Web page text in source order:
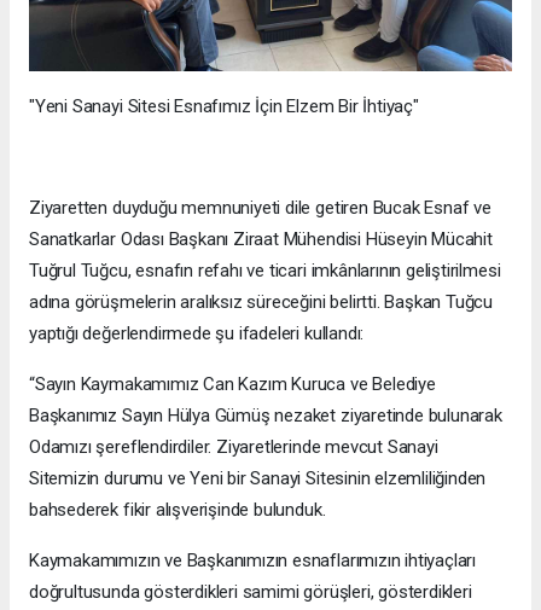
"Yeni Sanayi Sitesi Esnafımız İçin Elzem Bir İhtiyaç"
Ziyaretten duyduğu memnuniyeti dile getiren Bucak Esnaf ve
Sanatkarlar Odası Başkanı Ziraat Mühendisi Hüseyin Mücahit
Tuğrul Tuğcu, esnafın refahı ve ticari imkânlarının geliştirilmesi
adına görüşmelerin aralıksız süreceğini belirtti. Başkan Tuğcu
yaptığı değerlendirmede şu ifadeleri kullandı:
“Sayın Kaymakamımız Can Kazım Kuruca ve Belediye
Başkanımız Sayın Hülya Gümüş nezaket ziyaretinde bulunarak
Odamızı şereflendirdiler. Ziyaretlerinde mevcut Sanayi
Sitemizin durumu ve Yeni bir Sanayi Sitesinin elzemliliğinden
bahsederek fikir alışverişinde bulunduk.
Kaymakamımızın ve Başkanımızın esnaflarımızın ihtiyaçları
doğrultusunda gösterdikleri samimi görüşleri, gösterdikleri